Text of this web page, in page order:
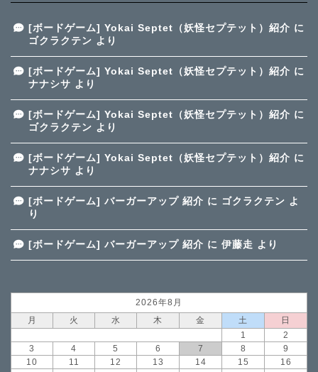
[ボードゲーム] Yokai Septet（妖怪セプテット）紹介 に
ゴクラクテン より
[ボードゲーム] Yokai Septet（妖怪セプテット）紹介 に
ナナシサ より
[ボードゲーム] Yokai Septet（妖怪セプテット）紹介 に
ゴクラクテン より
[ボードゲーム] Yokai Septet（妖怪セプテット）紹介 に
ナナシサ より
[ボードゲーム] バーガーアップ 紹介 に ゴクラクテン よ
り
[ボードゲーム] バーガーアップ 紹介 に 伊藤走 より
2026年8月
月
火 水 木 金 土
日
1
2
3
4 5 6 7 8
9
10
11 12 13 14 15
16